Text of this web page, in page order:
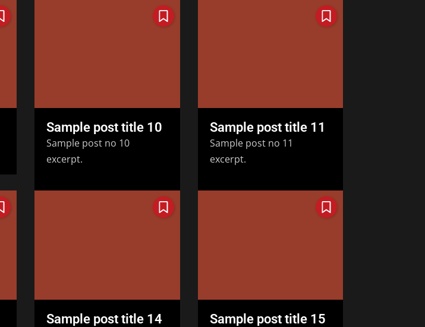
Sample post title 10
Sample post no 10
excerpt.
Sample post title 11
Sample post no 11
excerpt.
Sample post title 14 Sample post title 15